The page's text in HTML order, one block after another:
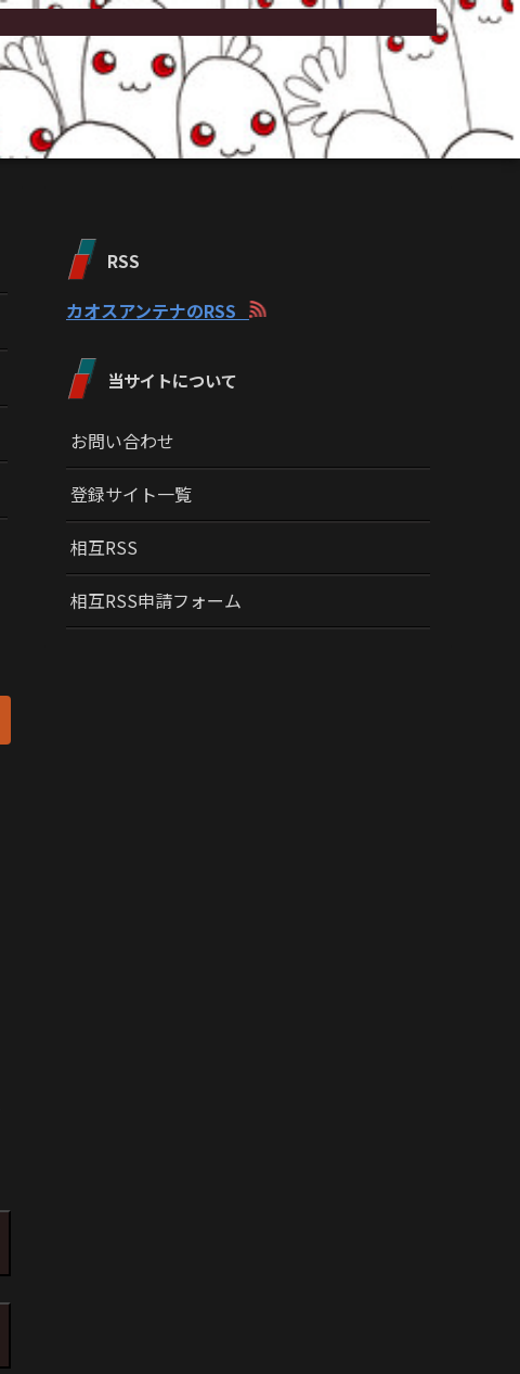
RSS
カオスアンテナのRSS
当サイトについて
お問い合わせ
登録サイト一覧
相互RSS
相互RSS申請フォーム